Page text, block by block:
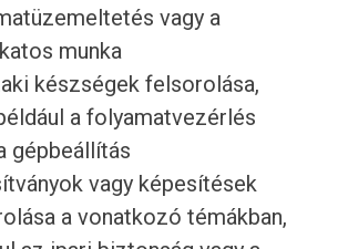
vagy a
munka
készségek felsorolása,
a folyamatvezérlés
gépbeállítás
vagy képesítések
a vonatkozó témákban,